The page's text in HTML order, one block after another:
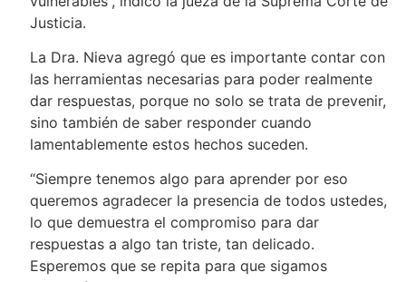
Justicia.
La Dra. Nieva agregó que es importante contar con
las herramientas necesarias para poder realmente
dar respuestas, porque no solo se trata de prevenir,
sino también de saber responder cuando
lamentablemente estos hechos suceden.
“Siempre tenemos algo para aprender por eso
queremos agradecer la presencia de todos ustedes,
lo que demuestra el compromiso para dar
respuestas a algo tan triste, tan delicado.
Esperemos que se repita para que sigamos